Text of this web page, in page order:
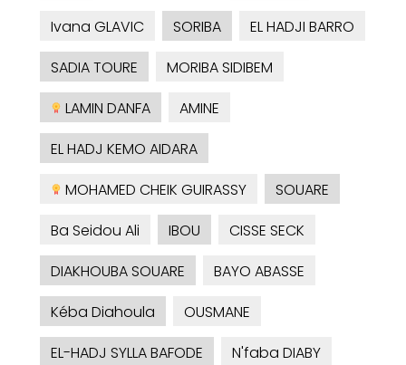
Ivana GLAVIC
SORIBA
EL HADJI BARRO
SADIA TOURE
MORIBA SIDIBEM
LAMIN DANFA
AMINE
EL HADJ KEMO AIDARA
MOHAMED CHEIK GUIRASSY
SOUARE
Ba Seidou Ali
IBOU
CISSE SECK
DIAKHOUBA SOUARE
BAYO ABASSE
Kéba Diahoula
OUSMANE
EL-HADJ SYLLA BAFODE
N'faba DIABY